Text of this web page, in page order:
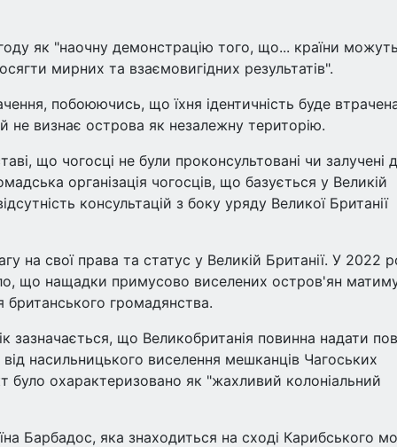
як "наочну демонстрацію того, що... країни
мирних та взаємовигідних результатів".
побоюючись, що їхня ідентичність буде
не визнає острова як незалежну територію.
що чогосці не були проконсультовані чи залучені
організація чогосців, що базується у Великій
консультацій з боку уряду Великої Британії
на свої права та статус у Великій Британії. У 2022
що нащадки примусово виселених остров'ян
громадянства.
зазначається, що Великобританія повинна надати
насильницького виселення мешканців Чагоських
було охарактеризовано як "жахливий колоніальний
Барбадос, яка знаходиться на сході Карибського